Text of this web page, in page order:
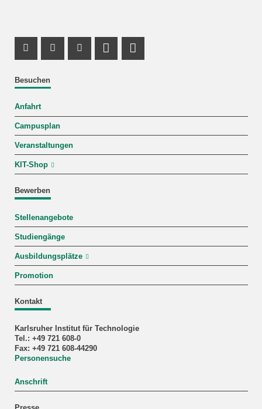
Besuchen
Anfahrt
Campusplan
Veranstaltungen
KIT-Shop
Bewerben
Stellenangebote
Studiengänge
Ausbildungsplätze
Promotion
Kontakt
Karlsruher Institut für Technologie
Tel.: +49 721 608-0
Fax: +49 721 608-44290
Personensuche
Anschrift
Instagram Profil
Facebook Profil
Youtube Profil
Profil Mastodon
LinkedIn Profil